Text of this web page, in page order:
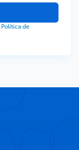
Política de